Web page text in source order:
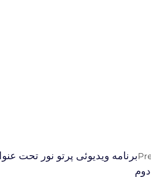
برنامه ويديوئى پرتو نور تحت